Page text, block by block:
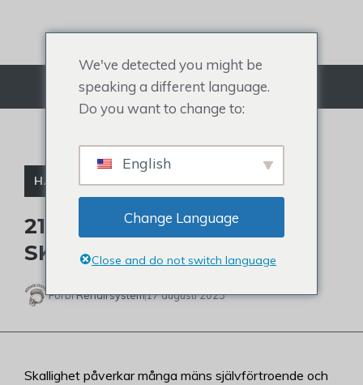
Meny
HÅRKLIPPNINGAR FÖR MÄN
21 BÄSTA FRISYRER FÖR
SKALLIGA MÄN
FörbiRehairsystem17 augusti 2023
Skallighet påverkar många mäns självförtroende och
We've detected you might be
speaking a different language.
Do you want to change to:
English
Change Language
Close and do not switch language